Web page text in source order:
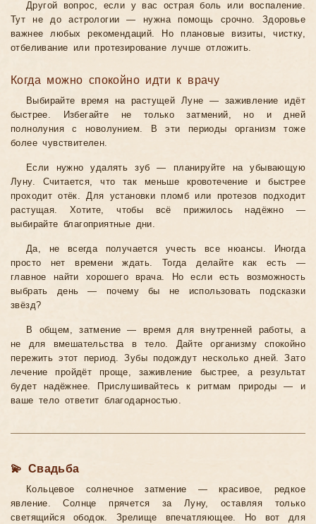
Другой вопрос, если у вас острая боль или воспаление.
Тут не до астрологии — нужна помощь срочно. Здоровье
важнее любых рекомендаций. Но плановые визиты, чистку,
отбеливание или протезирование лучше отложить.
Когда можно спокойно идти к врачу
Выбирайте время на растущей Луне — заживление идёт
быстрее. Избегайте не только затмений, но и дней
полнолуния с новолунием. В эти периоды организм тоже
более чувствителен.
Если нужно удалять зуб — планируйте на убывающую
Луну. Считается, что так меньше кровотечение и быстрее
проходит отёк. Для установки пломб или протезов подходит
растущая. Хотите, чтобы всё прижилось надёжно —
выбирайте благоприятные дни.
Да, не всегда получается учесть все нюансы. Иногда
просто нет времени ждать. Тогда делайте как есть —
главное найти хорошего врача. Но если есть возможность
выбрать день — почему бы не использовать подсказки
звёзд?
В общем, затмение — время для внутренней работы, а
не для вмешательства в тело. Дайте организму спокойно
пережить этот период. Зубы подождут несколько дней. Зато
лечение пройдёт проще, заживление быстрее, а результат
будет надёжнее. Прислушивайтесь к ритмам природы — и
ваше тело ответит благодарностью.
💫 Свадьба
Кольцевое солнечное затмение — красивое, редкое
явление. Солнце прячется за Луну, оставляя только
светящийся ободок. Зрелище впечатляющее. Но вот для